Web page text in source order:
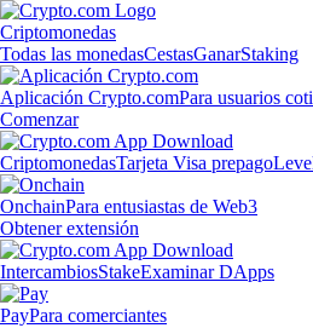
Criptomonedas
Todas las monedasCestasGanarStaking
Aplicación Crypto.comPara usuarios
Comenzar
CriptomonedasTarjeta Visa prepago
OnchainPara entusiastas de Web3
Obtener extensión
IntercambiosStakeExaminar DApps
PayPara comerciantes